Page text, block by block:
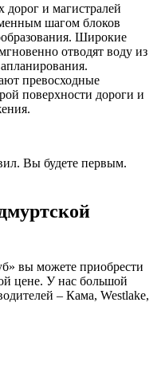
дорог и магистралей
шагом блоков
Широкие
отводят воду из
превосходные
поверхности дороги и
Вы будете первым.
вы можете приобрести
цене. У нас большой
– Кама, Westlake,